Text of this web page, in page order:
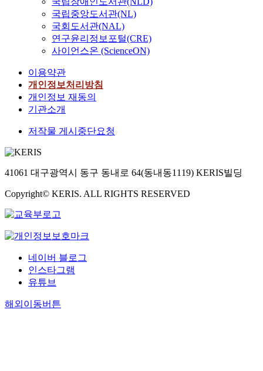
국립중앙도서관(NL)
국회도서관(NAL)
연구윤리정보포털(CRE)
사이언스온 (ScienceON)
이용약관
개인정보처리방침
개인정보 재동의
기관소개
저작물 게시중단요청
41061 대구광역시 동구 동내로 64(동내동1119) KERIS빌딩
Copyright© KERIS. ALL RIGHTS RESERVED
네이버 블로그
인스타그램
유튜브
해외이동버튼